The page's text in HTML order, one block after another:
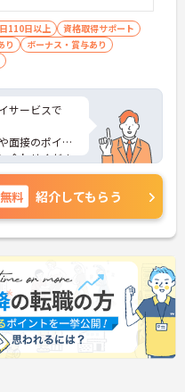
110日以上
資格取得サポート
り
ボーナス・賞与あり
サービスで
面接のポイン
合わせくださ
無料 紹介してもらう